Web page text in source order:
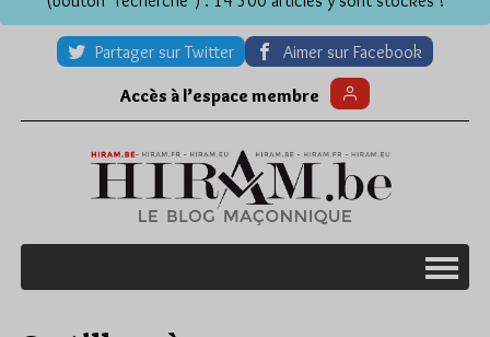
Partager sur Twitter Aimer sur Facebook
Accès à l’espace membre